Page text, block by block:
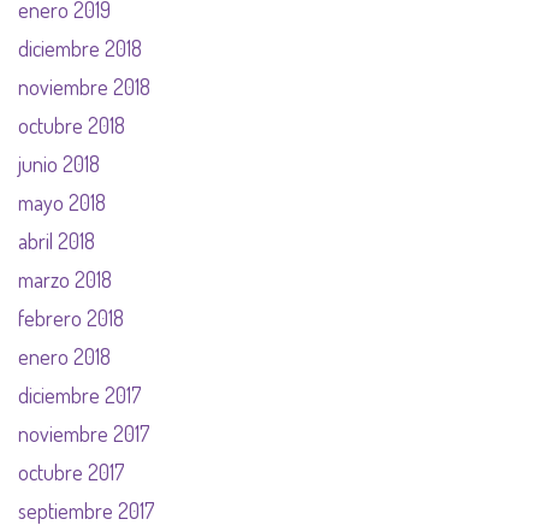
enero 2019
diciembre 2018
noviembre 2018
octubre 2018
junio 2018
mayo 2018
abril 2018
marzo 2018
febrero 2018
enero 2018
diciembre 2017
noviembre 2017
octubre 2017
septiembre 2017